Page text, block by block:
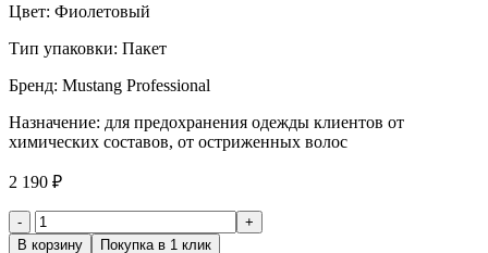
Цвет: Фиолетовый
Тип упаковки: Пакет
Бренд: Mustang Professional
Назначение: для предохранения одежды клиентов от
химических составов, от остриженных волос
2 190 ₽
Количество
товара
В корзину Покупка в 1 клик